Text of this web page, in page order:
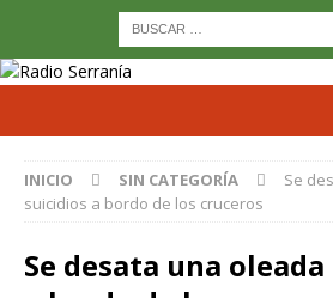
INICIO SIN CATEGORÍA
Se
suicidios a bordo de los cruceros
Se desata una